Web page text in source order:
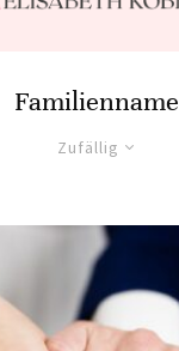
Familienname
Zufällig